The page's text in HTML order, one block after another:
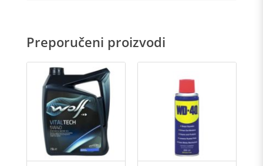
Preporučeni proizvodi